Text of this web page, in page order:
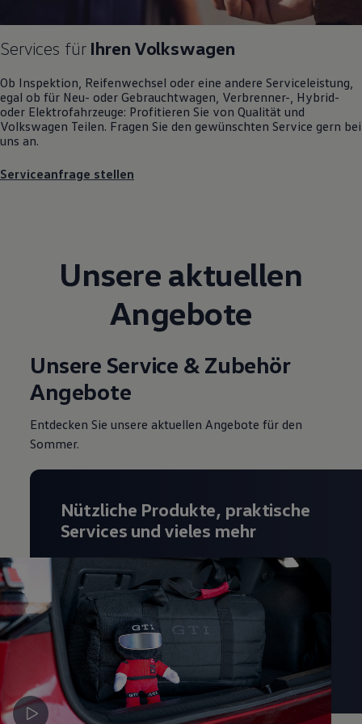
Motorenöl und Flüssigkeiten
Räder und Reifen
Pannen- und Unfallhilfe
Economy Service
Zubehör
Modellspezifisches Zubehör
Schutz und Pflege
Transport
Wallbox und Ladekabel
Vorgängermodelle
Kundeninformationen
Volkswagen Kundenbetreuung
Warn- und Kontrollleuchten
Assistenzsysteme
Live Beratung
Magazin
Lifestyle
Transport
Familie
Elektromobilität
Services für Ihren Volkswagen
Ob Inspektion, Reifenwechsel oder eine andere Serviceleistung,
egal ob für Neu- oder Gebrauchtwagen , Verbrenner-, Hybrid-
oder Elektrofahrzeuge: Profitieren Sie von Qualität und
Volkswagen Teilen. Fragen Sie den gewünschten Service gern bei
uns an.
Serviceanfrage stellen
Unsere aktuellen
Angebote
Unsere Service & Zubehör
Angebote
Entdecken Sie unsere aktuellen Angebote für den
Sommer.
Nützliche Produkte, praktische
Services und vieles mehr